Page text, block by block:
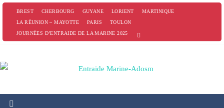
PasserBREST CHERBOURG GUYANE LORIENT
MARTINIQUE
LA RÉUNION – MAYOTTE
PARIS
TOULON
JOURNÉES D’ENTRAIDE DE LA MARINE 2025